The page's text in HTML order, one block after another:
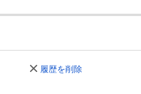
履歴を削除